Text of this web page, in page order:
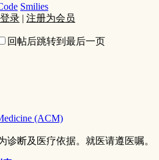
Smilies
登录 | 注册为会员
回帖后跳转到最后一页
(ACM)
诊断及医疗依据。就医请遵医嘱。